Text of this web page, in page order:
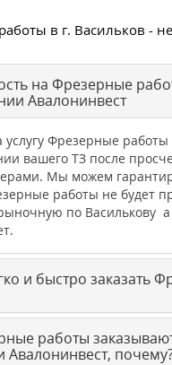
в г. Васильков -
на Фрезерные
Авалонинвест
услугу Фрезерные
вашего ТЗ после
Мы можем
работы не будет
по Василькову а
и быстро заказать
работы
Авалонинвест,